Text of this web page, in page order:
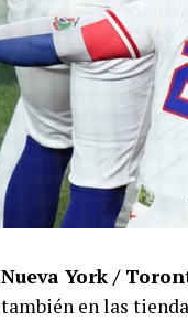
Nueva York /
también en las